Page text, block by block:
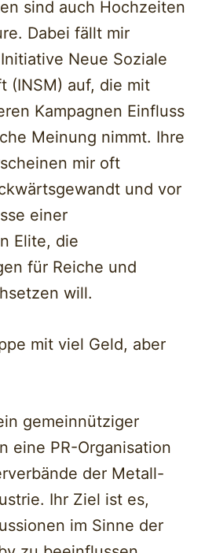
sind auch Hochzeiten
Dabei fällt mir
Neue Soziale
(INSM) auf, die mit
Kampagnen Einfluss
Meinung nimmt. Ihre
mir oft
und vor
einer
Elite, die
für Reiche und
will.
mit viel Geld, aber
gemeinnütziger
eine PR-Organisation
der Metall-
Ihr Ziel ist es,
im Sinne der